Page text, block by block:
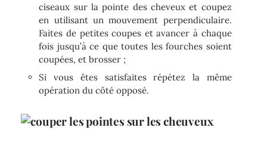
ciseaux sur la pointe des cheveux et coupez
en utilisant un mouvement perpendiculaire.
Faites de petites coupes et avancer à chaque
fois jusqu’à ce que toutes les fourches soient
coupées, et brosser ;
Si vous êtes satisfaites répétez la même
opération du côté opposé.